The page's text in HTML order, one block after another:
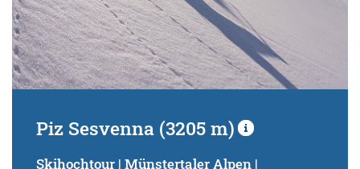
Piz Sesvenna (3205 m)
Skihochtour | Münstertaler Alpen |